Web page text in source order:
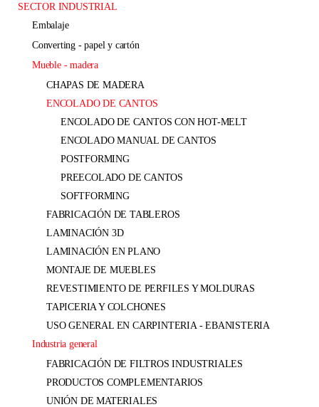
SECTOR INDUSTRIAL
embalaje
converting - papel y cartón
mueble - madera
CHAPAS DE MADERA
ENCOLADO DE CANTOS
ENCOLADO DE CANTOS CON HOT-MELT
ENCOLADO MANUAL DE CANTOS
POSTFORMING
PREECOLADO DE CANTOS
SOFTFORMING
FABRICACIÓN DE TABLEROS
LAMINACIÓN 3D
LAMINACIÓN EN PLANO
MONTAJE DE MUEBLES
REVESTIMIENTO DE PERFILES Y MOLDURAS
TAPICERIA Y COLCHONES
USO GENERAL EN CARPINTERIA - EBANISTERIA
industria general
FABRICACIÓN DE FILTROS INDUSTRIALES
PRODUCTOS COMPLEMENTARIOS
UNIÓN DE MATERIALES